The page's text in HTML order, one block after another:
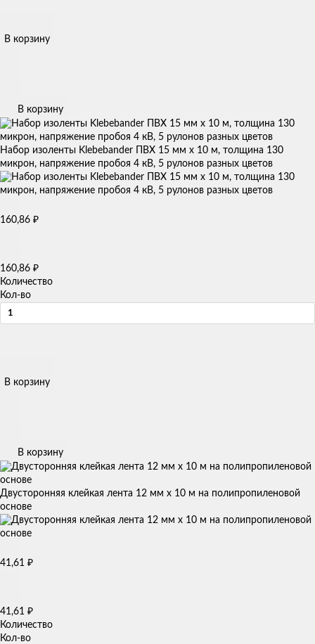
В корзину
В корзину
Набор изоленты Klebebander ПВХ 15 мм х 10 м, толщина 130
микрон, напряжение пробоя 4 кВ, 5 рулонов разных цветов
160,86 ₽
160,86 ₽
Количество
Кол-во
В корзину
В корзину
Двусторонняя клейкая лента 12 мм х 10 м на полипропиленовой
основе
41,61 ₽
41,61 ₽
Количество
Кол-во